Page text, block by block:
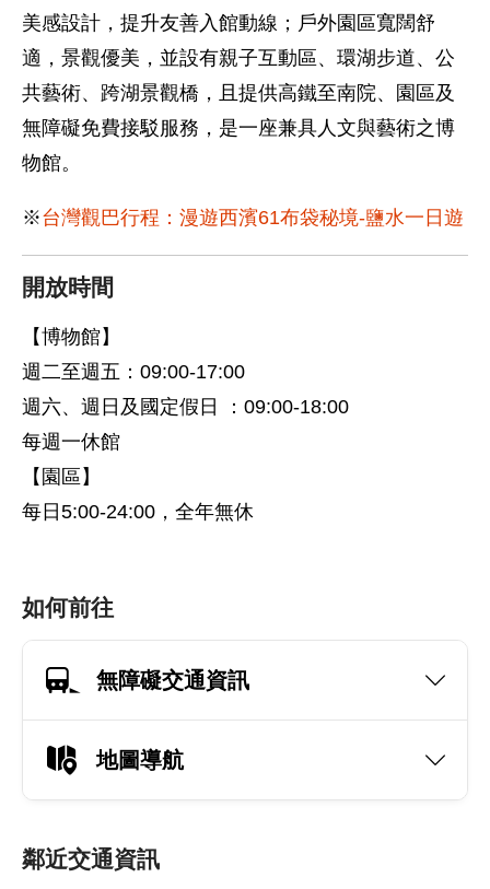
美感設計，提升友善入館動線；戶外園區寬闊舒
適，景觀優美，並設有親子互動區、環湖步道、公
共藝術、跨湖景觀橋，且提供高鐵至南院、園區及
無障礙免費接駁服務，是一座兼具人文與藝術之博
物館。
※台灣觀巴行程：漫遊西濱61布袋秘境-鹽水一日遊
開放時間
【博物館】
週二至週五：09:00-17:00
週六、週日及國定假日 ：09:00-18:00
每週一休館
【園區】
每日5:00-24:00，全年無休
如何前往
無障礙交通資訊
地圖導航
鄰近交通資訊